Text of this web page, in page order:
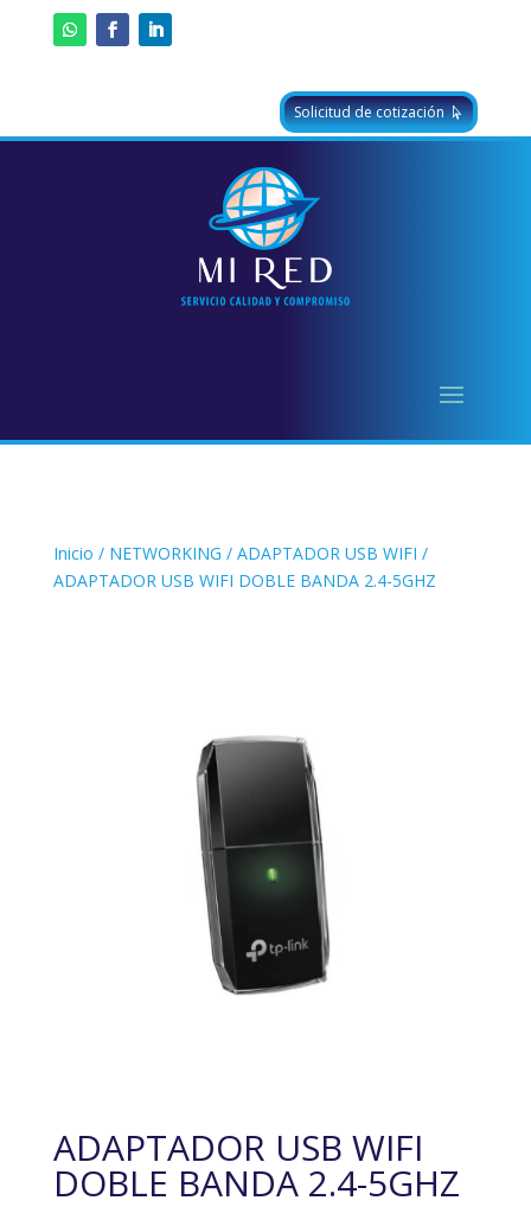
Solicitud de cotización
Inicio / NETWORKING / ADAPTADOR USB WIFI /
ADAPTADOR USB WIFI DOBLE BANDA 2.4-5GHZ
ADAPTADOR USB WIFI
DOBLE BANDA 2.4-5GHZ